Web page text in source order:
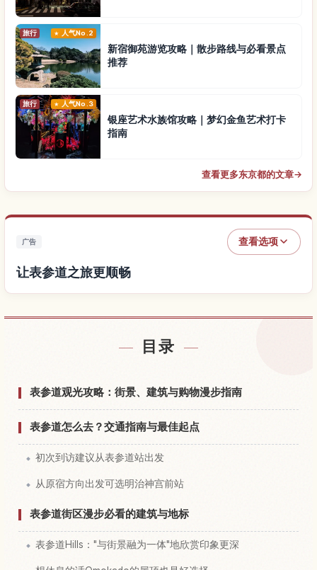
旅行 人气No.2
新宿御苑游览攻略｜散步路线与必看景点
推荐
旅行 人气No.3
银座艺术水族馆攻略｜梦幻金鱼艺术打卡
指南
查看更多东京都的文章→
广告 查看选项
让表参道之旅更顺畅
目录
表参道观光攻略：街景、建筑与购物漫步指南
表参道怎么去？交通指南与最佳起点
初次到访建议从表参道站出发
从原宿方向出发可选明治神宫前站
表参道街区漫步必看的建筑与地标
表参道Hills："与街景融为一体"地欣赏印象更深